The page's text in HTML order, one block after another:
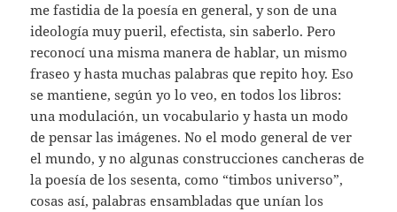
me fastidia de la poesía en general, y son de una
ideología muy pueril, efectista, sin saberlo. Pero
reconocí una misma manera de hablar, un mismo
fraseo y hasta muchas palabras que repito hoy. Eso
se mantiene, según yo lo veo, en todos los libros:
una modulación, un vocabulario y hasta un modo
de pensar las imágenes. No el modo general de ver
el mundo, y no algunas construcciones cancheras de
la poesía de los sesenta, como “timbos universo”,
cosas así, palabras ensambladas que unían los